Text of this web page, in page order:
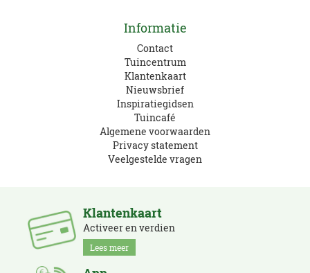
Informatie
Contact
Tuincentrum
Klantenkaart
Nieuwsbrief
Inspiratiegidsen
Tuincafé
Algemene voorwaarden
Privacy statement
Veelgestelde vragen
Klantenkaart
Activeer en verdien
Lees meer